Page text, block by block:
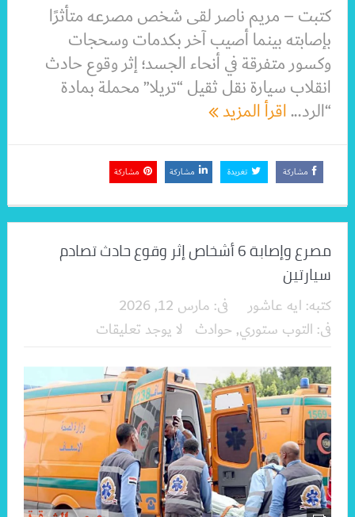
كتبت – مريم ناصر لقى شخص مصرعه متأثرًا
بإصابته بينما أصيب آخر بكدمات وسحجات
وكسور متفرقة في أنحاء الجسد؛ إثر وقوع حادث
انقلاب سيارة نقل ثقيل “تريلا” محملة بمادة
“الرد...اقرأ المزيد
مشاركة تغريدة مشاركة مشاركة
مصرع وإصابة 6 أشخاص إثر وقوع حادث تصادم
سيارتين
كتبه: ايه عاشور فى: مارس 12, 2026
فى: التوب ستوري, حوادث لا يوجد تعليقات